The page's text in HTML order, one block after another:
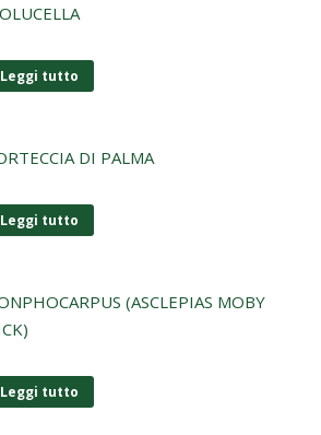
Leggi tutto
DI PALMA
Leggi tutto
(ASCLEPIAS MOBY
Leggi tutto